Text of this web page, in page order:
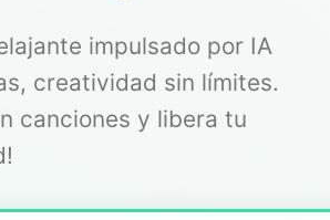
impulsado por IA
creatividad sin límites.
canciones y libera tu